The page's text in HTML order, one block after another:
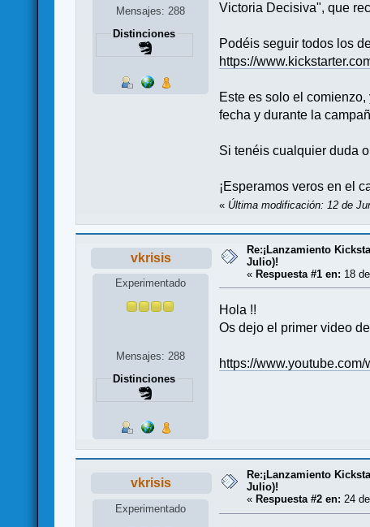
Mensajes: 288
Distinciones
Victoria Decisiva", que
Podéis seguir todos los
https://
Este es solo el
fecha y durante la
Si tenéis cualquier duda
¡Esperamos veros en el
« Última modificación: 12 de
vkrisis
Experimentado
Mensajes: 288
Distinciones
Re:¡Lanzamiento
Julio)!
«Respuesta #1 en: 18
Hola !!
Os dejo el primer video
https://
vkrisis
Experimentado
Re:¡Lanzamiento
Julio)!
« Respuesta #2 en: 24